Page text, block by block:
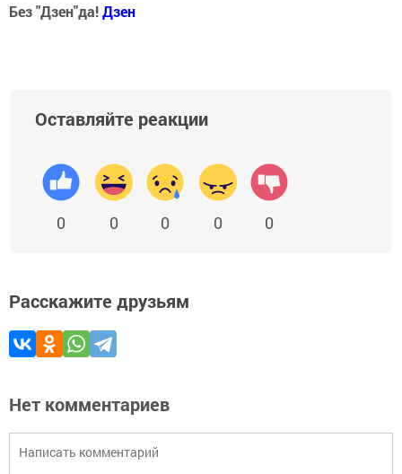
Без "Дзен"да!Дзен
Оставляйте реакции
0 0 0 0 0
Расскажите друзьям
Нет комментариев